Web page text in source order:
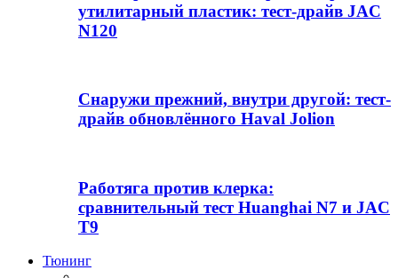
утилитарный пластик: тест-драйв JAC
N120
Снаружи прежний, внутри другой: тест-
драйв обновлённого Haval Jolion
Работяга против клерка:
сравнительный тест Huanghai N7 и JAC
T9
Тюнинг